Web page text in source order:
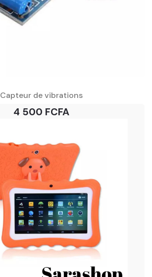
Capteur de vibrations
4 500 FCFA